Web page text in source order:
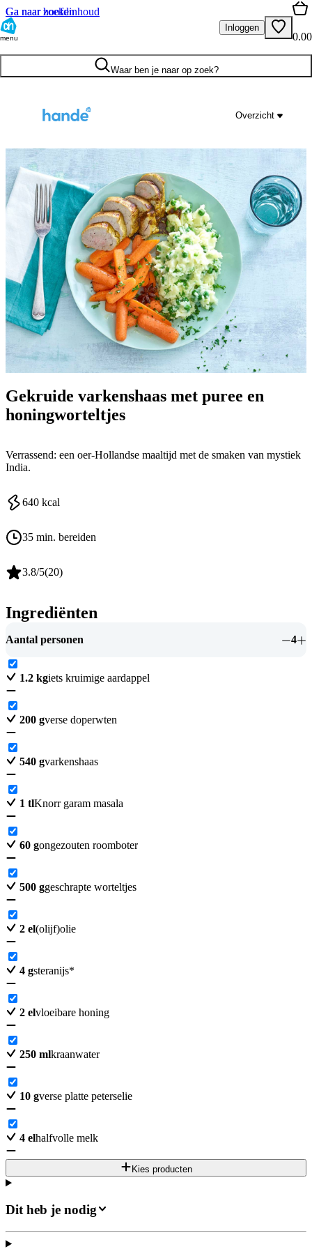
Ga naar hoofdinhoud
Ga naar zoeken
menu
Inloggen
0.00
Waar ben je naar op zoek?
Overzicht
Gekruide varkenshaas met puree en
honingworteltjes
Verrassend: een oer-Hollandse maaltijd met de smaken van mystiek
India.
640 kcal
35 min. bereiden
3.8/5(20)
Ingrediënten
Aantal personen 4
1.2 kgiets kruimige aardappel
200 gverse doperwten
540 gvarkenshaas
1 tlKnorr garam masala
60 gongezouten roomboter
500 ggeschrapte worteltjes
2 el(olijf)olie
4 gsteranijs*
2 elvloeibare honing
250 mlkraanwater
10 gverse platte peterselie
4 elhalfvolle melk
Kies producten
Dit heb je nodig